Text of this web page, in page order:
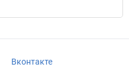
Вконтакте